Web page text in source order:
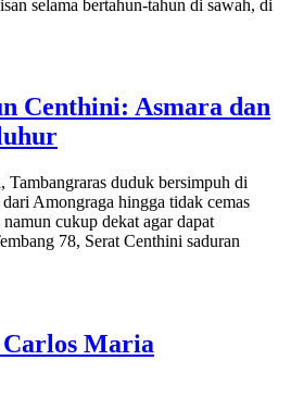
selama bertahun-tahun di sawah, di
Centhini: Asmara dan
duduk bersimpuh di
Amongraga hingga tidak cemas
cukup dekat agar dapat
78, Serat Centhini saduran
Maria